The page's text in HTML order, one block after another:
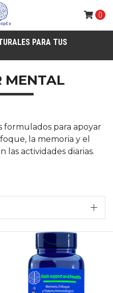
PARA TUS
0
MENTAL
formulados para apoyar
la memoria y el
las actividades diarias.